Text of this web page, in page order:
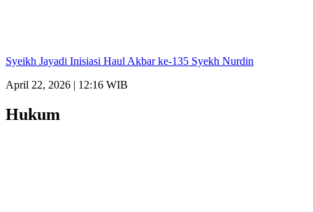
Syeikh Jayadi Inisiasi Haul Akbar ke-135 Syekh Nurdin
April 22, 2026 | 12:16 WIB
Hukum